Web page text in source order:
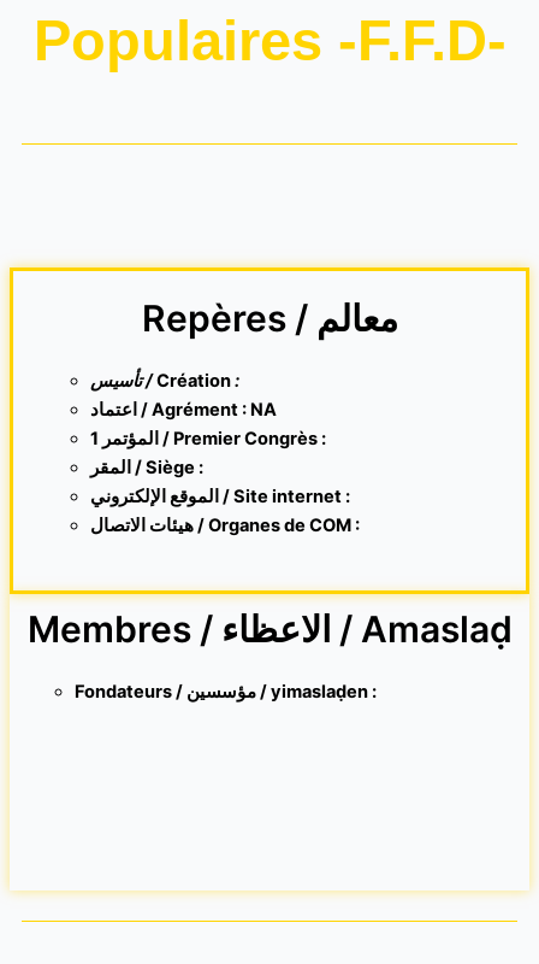
Populaires -F.F.D-
Repères / معالم
تأسيس /Création:
اعتماد / Agrément : NA
1 المؤتمر / Premier Congrès :
المقر /Siège :
الموقع الإلكتروني /Site internet:
هيئات الاتصال / Organes de COM :
Membres / الاعظاء / Amaslaḍ
Fondateurs / مؤسسين / yimaslaḍen :